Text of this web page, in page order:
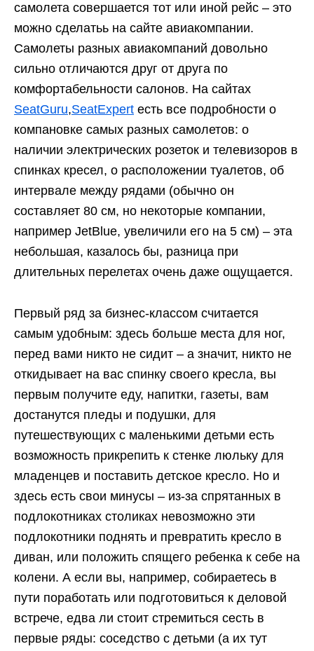
самолета совершается тот или иной рейс – это
можно сделатьь на сайте авиакомпании.
Самолеты разных авиакомпаний довольно
сильно отличаются друг от друга по
комфортабельности салонов. На сайтах
SeatGuru,SeatExpert есть все подробности о
компановке самых разных самолетов: о
наличии электрических розеток и телевизоров в
спинках кресел, о расположении туалетов, об
интервале между рядами (обычно он
составляет 80 см, но некоторые компании,
например JetBlue, увеличили его на 5 см) – эта
небольшая, казалось бы, разница при
длительных перелетах очень даже ощущается.
Первый ряд за бизнес-классом считается
самым удобным: здесь больше места для ног,
перед вами никто не сидит – а значит, никто не
откидывает на вас спинку своего кресла, вы
первым получите еду, напитки, газеты, вам
достанутся пледы и подушки, для
путешествующих с маленькими детьми есть
возможность прикрепить к стенке люльку для
младенцев и поставить детское кресло. Но и
здесь есть свои минусы – из-за спрятанных в
подлокотниках столиках невозможно эти
подлокотники поднять и превратить кресло в
диван, или положить спящего ребенка к себе на
колени. А если вы, например, собираетесь в
пути поработать или подготовиться к деловой
встрече, едва ли стоит стремиться сесть в
первые ряды: соседство с детьми (а их тут